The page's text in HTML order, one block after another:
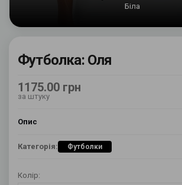
Біла
Футболка: Оля
1175.00 грн
за штуку
Опис
Категорія: Футболки
Колір: